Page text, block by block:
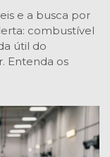
e a busca por
combustível
útil do
Entenda os